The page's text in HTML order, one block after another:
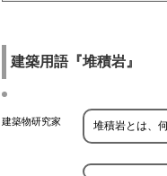
建築用語『堆積岩』
建築物研究家 堆積岩とは、